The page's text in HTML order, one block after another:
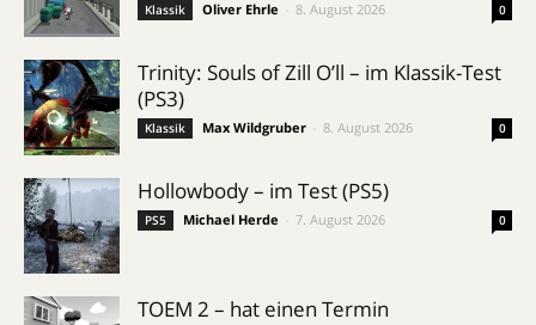
Klassik Oliver Ehrle 8. August 2026 0
Trinity: Souls of Zill O’ll – im Klassik-Test
(PS3)
Klassik Max Wildgruber 8. August 2026 0
Hollowbody – im Test (PS5)
PS5 Michael Herde 7. August 2026 0
TOEM 2 – hat einen Termin